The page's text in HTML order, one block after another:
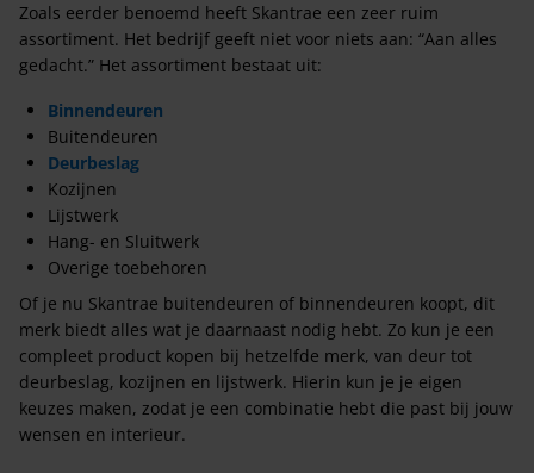
Zoals eerder benoemd heeft Skantrae een zeer ruim
assortiment. Het bedrijf geeft niet voor niets aan: “Aan alles
gedacht.” Het assortiment bestaat uit:
Binnendeuren
Buitendeuren
Deurbeslag
Kozijnen
Lijstwerk
Hang- en Sluitwerk
Overige toebehoren
Of je nu Skantrae buitendeuren of binnendeuren koopt, dit
merk biedt alles wat je daarnaast nodig hebt. Zo kun je een
compleet product kopen bij hetzelfde merk, van deur tot
deurbeslag, kozijnen en lijstwerk. Hierin kun je je eigen
keuzes maken, zodat je een combinatie hebt die past bij jouw
wensen en interieur.